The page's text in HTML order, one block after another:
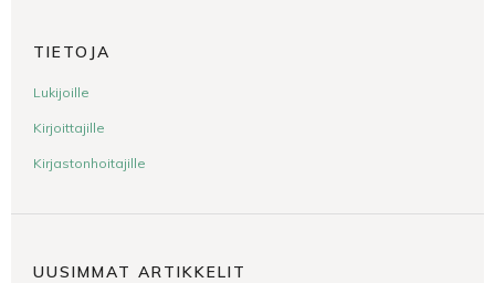
TIETOJA
Lukijoille
Kirjoittajille
Kirjastonhoitajille
UUSIMMAT ARTIKKELIT